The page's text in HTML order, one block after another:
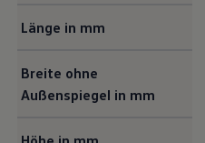
Länge in mm
Breite ohne
Außenspiegel in mm